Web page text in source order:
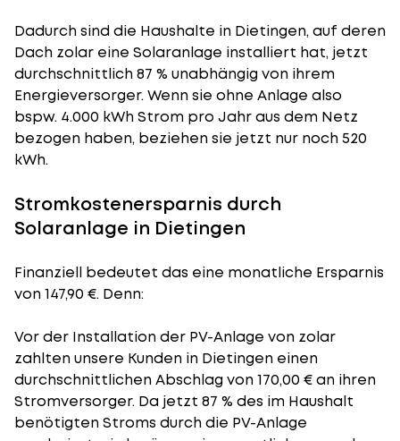
Dadurch sind die Haushalte in Dietingen, auf deren
Dach zolar eine Solaranlage installiert hat, jetzt
durchschnittlich 87 % unabhängig von ihrem
Energieversorger. Wenn sie ohne Anlage also
bspw. 4.000 kWh Strom pro Jahr aus dem Netz
bezogen haben, beziehen sie jetzt nur noch 520
kWh.
Stromkostenersparnis durch
Solaranlage in Dietingen
Finanziell bedeutet das eine monatliche Ersparnis
von 147,90 €. Denn:
Vor der Installation der PV-Anlage von zolar
zahlten unsere Kunden in Dietingen einen
durchschnittlichen Abschlag von 170,00 € an ihren
Stromversorger. Da jetzt 87 % des im Haushalt
benötigten Stroms durch die PV-Anlage